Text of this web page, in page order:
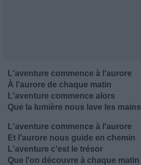
L'aventure commence à l'aurore
À l'aurore de chaque matin
L'aventure commence alors
Que la lumière nous lave les mains
L'aventure commence à l'aurore
Et l'aurore nous guide en chemin
L'aventure c'est le trésor
Que l'on découvre à chaque matin